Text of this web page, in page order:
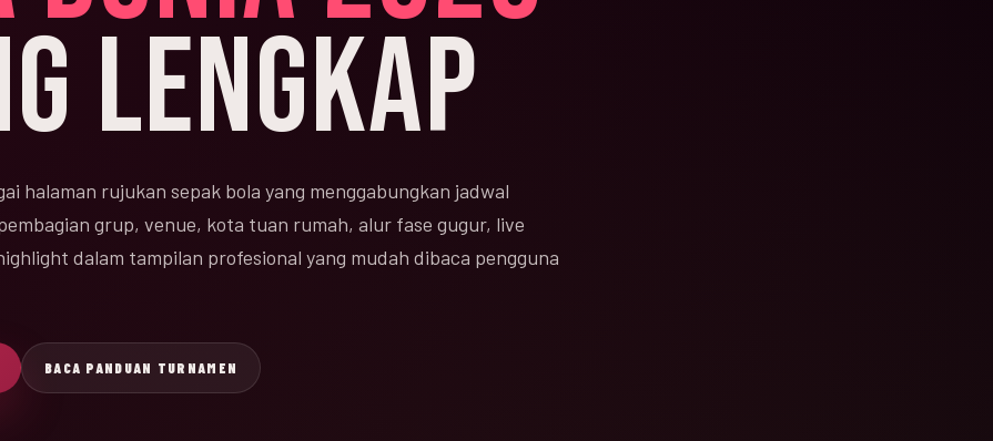
LENGKAP
halaman rujukan sepak bola yang menggabungkan jadwal
grup, venue, kota tuan rumah, alur fase gugur, live
dalam tampilan profesional yang mudah dibaca pengguna
BACA PANDUAN TURNAMEN